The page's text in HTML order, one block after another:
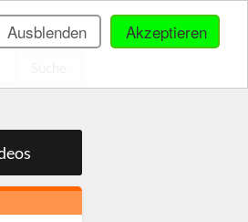
Akzeptieren
Ausblenden